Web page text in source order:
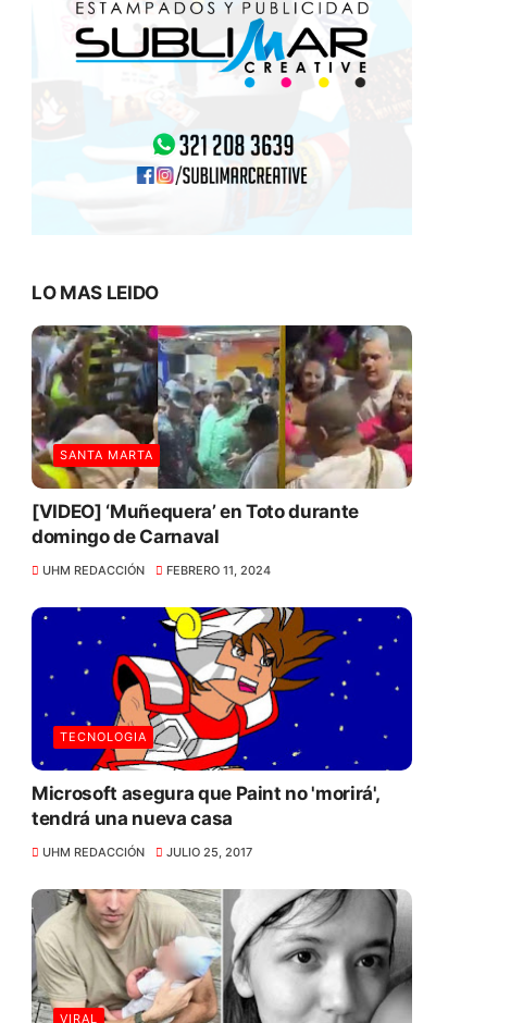
LO MAS LEIDO
SANTA MARTA
[VIDEO] ‘Muñequera’ en Toto durante
domingo de Carnaval
UHM REDACCIÓN FEBRERO 11, 2024
TECNOLOGIA
Microsoft asegura que Paint no 'morirá',
tendrá una nueva casa
UHM REDACCIÓN JULIO 25, 2017
VIRAL